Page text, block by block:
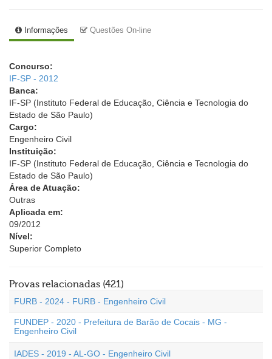
Informações Questões On-line
Concurso:
IF-SP - 2012
Banca:
IF-SP (Instituto Federal de Educação, Ciência e Tecnologia do
Estado de São Paulo)
Cargo:
Engenheiro Civil
Instituição:
IF-SP (Instituto Federal de Educação, Ciência e Tecnologia do
Estado de São Paulo)
Área de Atuação:
Outras
Aplicada em:
09/2012
Nível:
Superior Completo
Provas relacionadas (421)
FURB - 2024 - FURB - Engenheiro Civil
FUNDEP - 2020 - Prefeitura de Barão de Cocais - MG -
Engenheiro Civil
IADES - 2019 - AL-GO - Engenheiro Civil